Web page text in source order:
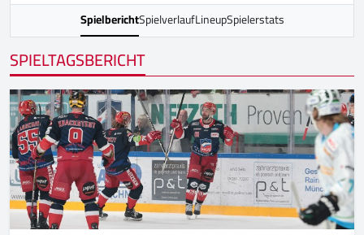
SpielberichtSpielverlaufLineupSpielerstats
SPIELTAGSBERICHT